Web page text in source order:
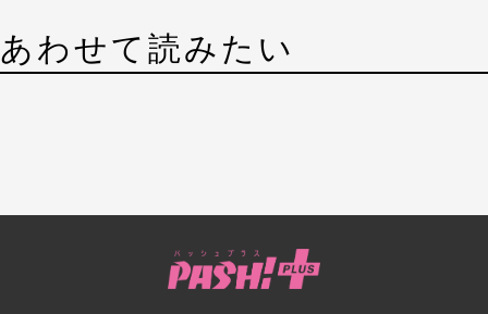
あわせて読みたい